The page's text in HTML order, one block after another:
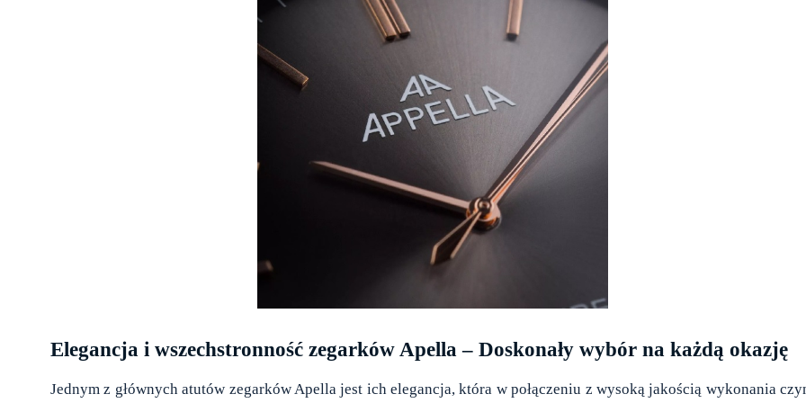
Elegancja i wszechstronność zegarków Apella – Doskonały wybór na każdą okazję
Jednym z głównych atutów zegarków Apella jest ich elegancja, która w połączeniu z wysoką jakością wykonania